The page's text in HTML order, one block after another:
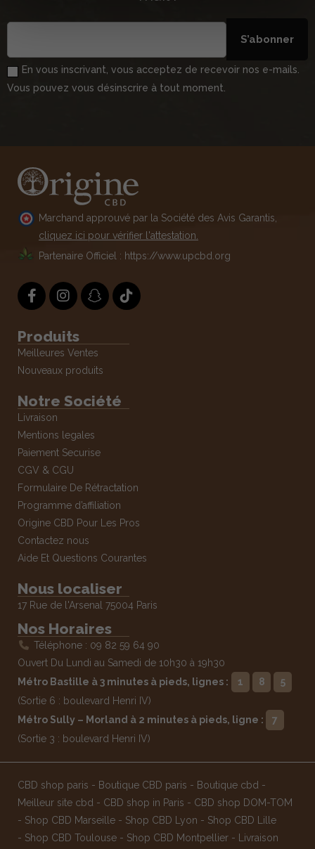
S’abonner
En vous inscrivant, vous acceptez de recevoir nos e-mails.
Vous pouvez vous désinscrire à tout moment.
Marchand approuvé par la Société des Avis Garantis,
cliquez ici pour vérifier l'attestation.
Partenaire Officiel : https://www.upcbd.org
Produits
Meilleures Ventes
Nouveaux produits
Notre Société
Livraison
Mentions legales
Paiement Securise
CGV & CGU
Formulaire De Rétractation
Programme d’affiliation
Origine CBD Pour Les Pros
Contactez nous
Aide Et Questions Courantes
Nous localiser
17 Rue de l'Arsenal 75004 Paris
Nos Horaires
Téléphone : 09 82 59 64 90
Ouvert Du Lundi au Samedi de 10h30 à 19h30
Métro Bastille à 3 minutes à pieds, lignes :
1 8
5
(Sortie 6 : boulevard Henri IV)
Métro Sully – Morland à 2 minutes à pieds, ligne :
7
(Sortie 3 : boulevard Henri IV)
CBD shop paris - Boutique CBD paris - Boutique cbd -
Meilleur site cbd - CBD shop in Paris - CBD shop DOM-TOM
- Shop CBD Marseille - Shop CBD Lyon - Shop CBD Lille
- Shop CBD Toulouse - Shop CBD Montpellier -
Livraison